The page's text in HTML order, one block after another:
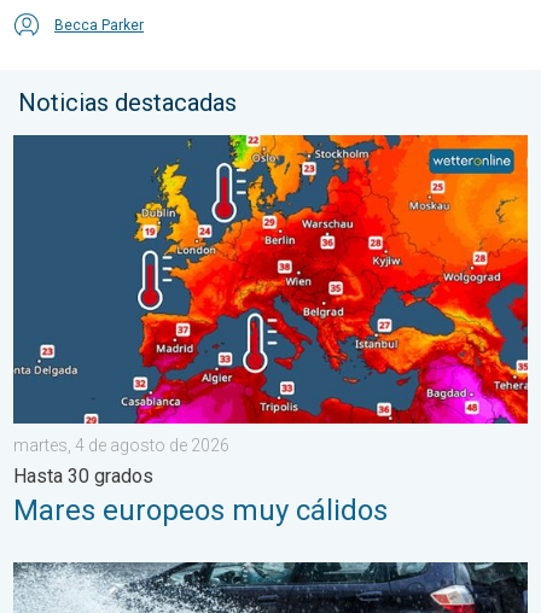
Becca Parker
Noticias destacadas
Mares europeos muy cálidos. Hasta 30 grados. . . martes, 4
martes, 4 de agosto de 2026
Hasta 30 grados
Mares europeos muy cálidos
Carreteras inundadas peligrosas. Medidas de seguridad. . .